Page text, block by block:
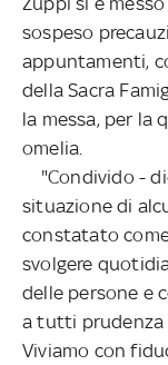
sospeso
appuntamenti,
della Sacra
la messa, per la
omelia.
"Condivido -
situazione di
constatato
svolgere
delle persone e
a tutti prudenza
Viviamo con